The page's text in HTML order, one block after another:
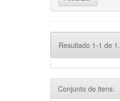
Resultado 1-1 de 1.
Conjunto de itens: